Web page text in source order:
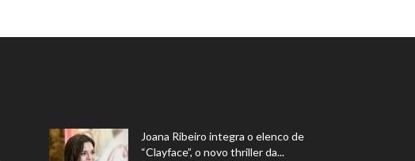
Joana Ribeiro integra o elenco de
“Clayface”, o novo thriller da...